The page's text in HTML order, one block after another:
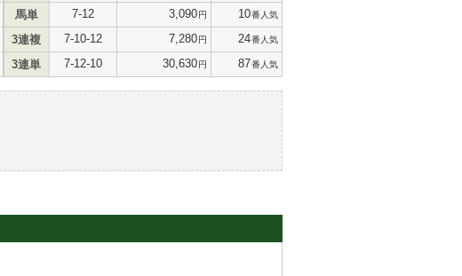
馬単 7-12 3,090円 10番人気
3連複 7-10-12 7,280円 24番人気
3連単 7-12-10 30,630円 87番人気